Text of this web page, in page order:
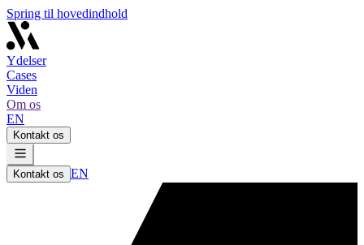
Spring til hovedindhold
Ydelser
Cases
Viden
Om os
EN
Kontakt os
Kontakt os EN